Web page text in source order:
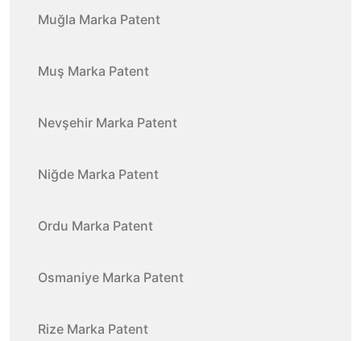
Muğla Marka Patent
Muş Marka Patent
Nevşehir Marka Patent
Niğde Marka Patent
Ordu Marka Patent
Osmaniye Marka Patent
Rize Marka Patent